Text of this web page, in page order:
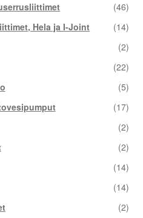
(46)
Hela ja I-Joint
(14)
(2)
(22)
(5)
(17)
(2)
(2)
(14)
(14)
(2)